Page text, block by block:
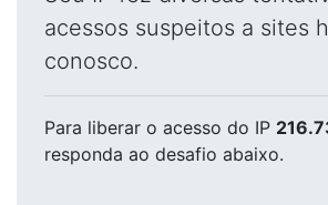
acessos suspeitos a sites
conosco.
Para liberar o acesso do IP
responda ao desafio abaixo.